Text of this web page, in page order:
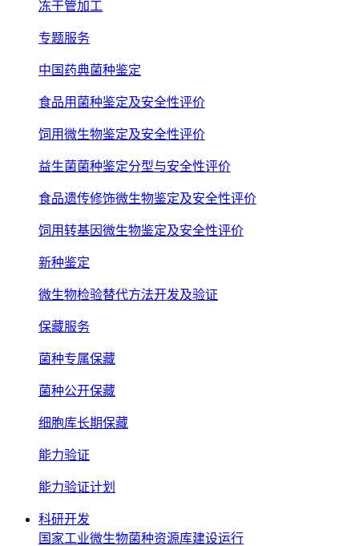
冻干管加工
专题服务
中国药典菌种鉴定
食品用菌种鉴定及安全性评价
饲用微生物鉴定及安全性评价
益生菌菌种鉴定分型与安全性评价
食品遗传修饰微生物鉴定及安全性评价
饲用转基因微生物鉴定及安全性评价
新种鉴定
微生物检验替代方法开发及验证
保藏服务
菌种专属保藏
菌种公开保藏
细胞库长期保藏
能力验证
能力验证计划
科研开发
国家工业微生物菌种资源库建设运行